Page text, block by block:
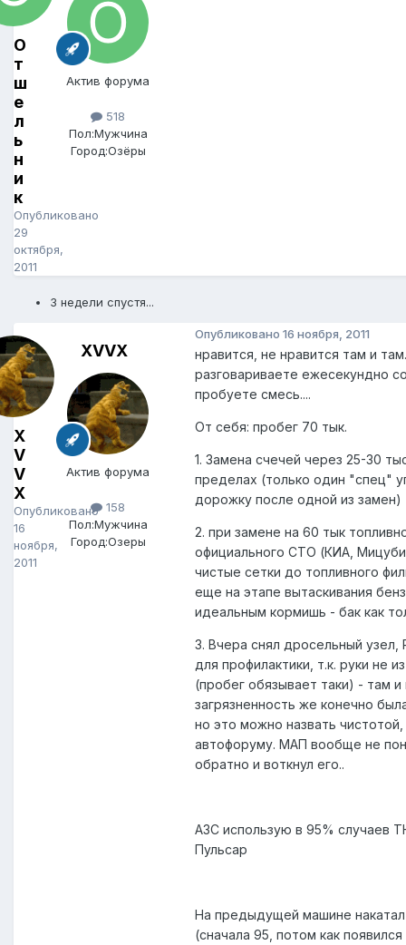
О
т
ш
е
л
ь
н
и
к
Опубликовано
29
октября,
2011
Актив форума
518
Пол:Мужчина
Город:Озёры
3 недели спустя...
X
V
V
X
Опубликовано
16
ноября,
2011
XVVX
Актив форума
158
Пол:Мужчина
Город:Озеры
Опубликовано 16 ноября, 2011
нравится, не нравится там и
разговариваете ежесекундно
пробуете смесь....
От себя: пробег 70 тык.
1. Замена счечей через 25-30
пределах (только один "спец"
дорожку после одной из замен)
2. при замене на 60 тык
официального СТО (КИА,
чистые сетки до топливного
еще на этапе вытаскивания
идеальным кормишь - бак как
3. Вчера снял дросельный
для профилактики, т.к. руки не
(пробег обязывает таки) - там
загрязненность же конечно
но это можно назвать
автофоруму. МАП вообще не
обратно и воткнул его..
АЗС использую в 95% случаев
Пульсар
На предыдущей машине
(сначала 95, потом как